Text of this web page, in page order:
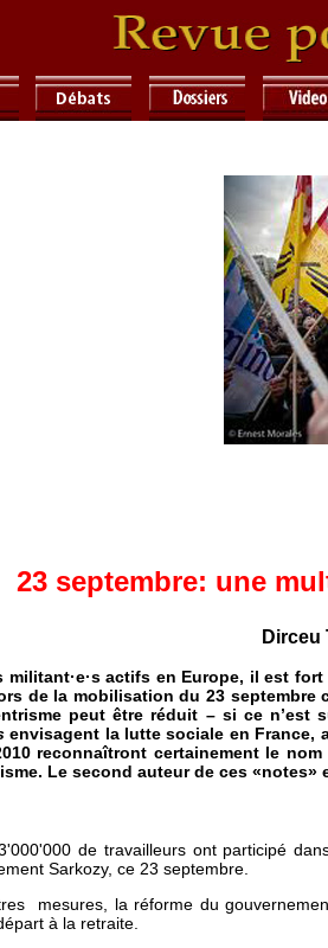
23 septembre: une
Dirceu
militant·e·s actifs en Europe, il est
de la mobilisation du 23 septembre
peut être réduit – si ce
envisagent la lutte sociale en France,
reconnaîtront certainement le
Le second auteur de ces «notes»
de travailleurs ont participé
Sarkozy, ce 23 septembre.
mesures, la réforme du
à la retraite.